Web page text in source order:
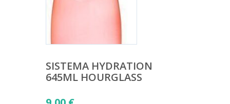
SISTEMA HYDRATION
645ML HOURGLASS